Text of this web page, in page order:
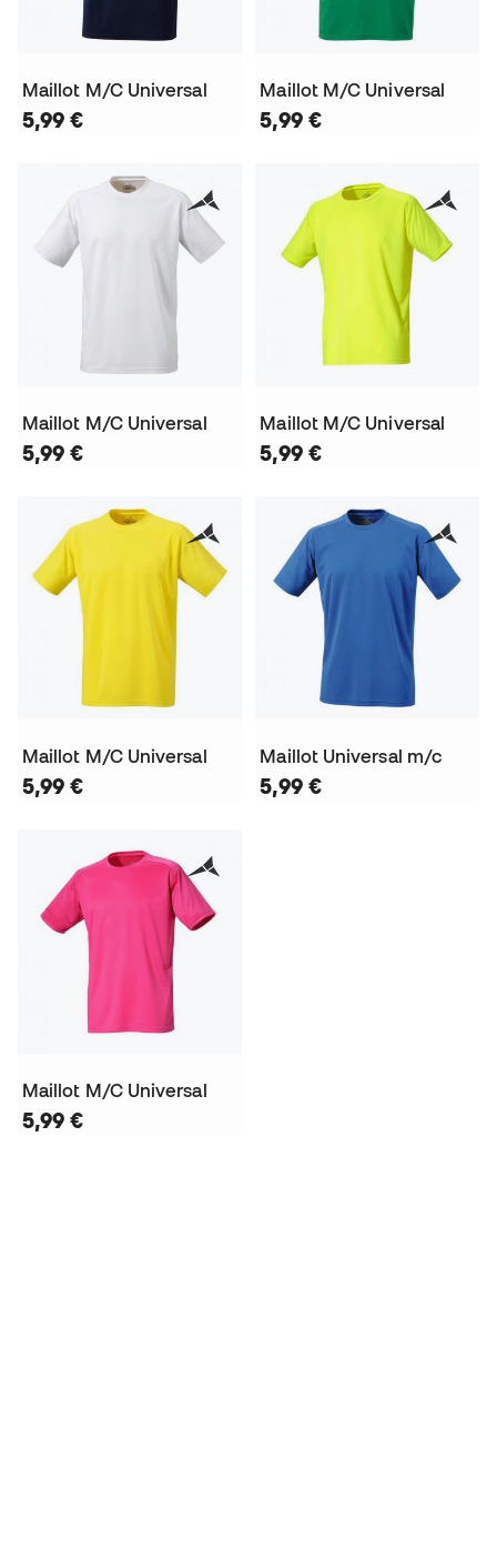
Maillot M/C Universal
5,99 €
Maillot M/C Universal
5,99 €
Maillot M/C Universal
5,99 €
Maillot M/C Universal
5,99 €
Maillot M/C Universal
5,99 €
Maillot Universal m/c
5,99 €
Maillot M/C Universal
5,99 €